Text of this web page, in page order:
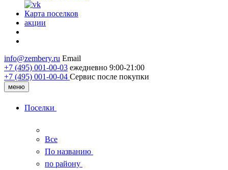
Карта поселков
акции
info@zembery.ru Email
+7 (495) 001-00-03 ежедневно 9:00-21:00
+7 (495) 001‑00‑04 Сервис после покупки
меню
Поселки
Все
По названию
по району